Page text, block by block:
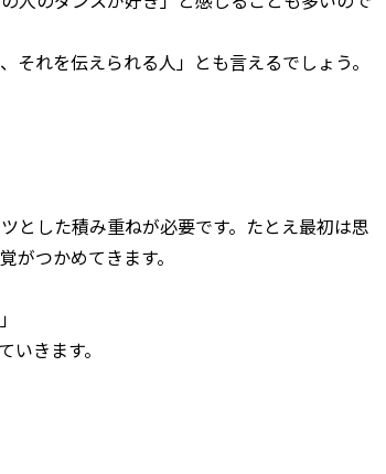
れを伝えられる人」とも言えるでしょう。
とした積み重ねが必要です。たとえ最初は思
がつかめてきます。
きます。